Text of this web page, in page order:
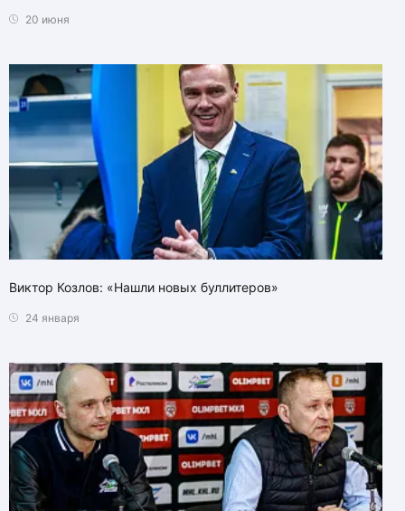
20 июня
Виктор Козлов: «Нашли новых буллитеров»
24 января